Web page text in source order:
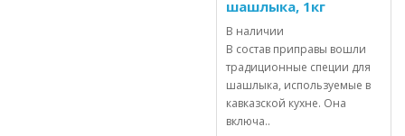
шашлыка, 1кг
В наличии
В состав приправы вошли
традиционные специи для
шашлыка, используемые в
кавказской кухне. Она
включа..